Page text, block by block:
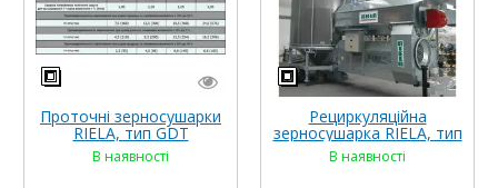
Проточні зерносушарки
RIELA, тип GDT
В наявності
Рециркуляційна
зерносушарка RIELA, тип
GTR
В наявності